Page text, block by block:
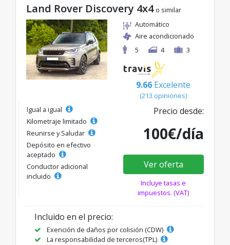
Land Rover Discovery 4x4 o similar
Automático
Aire acondicionado
5
4 3
9.66 Excelente
(213 opiniones)
Igual a igual
Kilometraje limitado
Reunirse y Saludar
Depósito en efectivo
aceptado
Conductor adicional
incluido
Precio desde:
100€/día
Ver oferta
Incluye tasas e
impuestos. (VAT)
Incluido en el precio:
Exención de daños por colisión (CDW)
La responsabilidad de terceros(TPL)